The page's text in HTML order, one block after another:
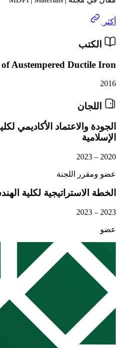
of Austempered
الأكاديمي لكلية
اللجنة
لكلية الهندسة